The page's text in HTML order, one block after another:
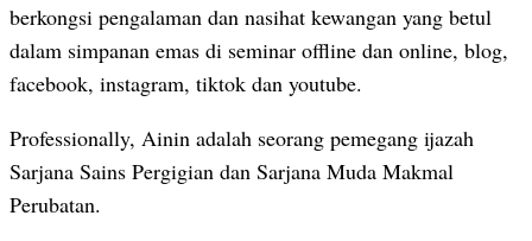
berkongsi pengalaman dan nasihat kewangan yang betul
dalam simpanan emas di seminar offline dan online, blog,
facebook, instagram, tiktok dan youtube.
Professionally, Ainin adalah seorang pemegang ijazah
Sarjana Sains Pergigian dan Sarjana Muda Makmal
Perubatan.